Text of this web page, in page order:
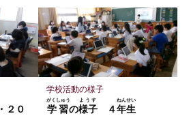
ア ア
・２０
学校活動の様子
学習
がくしゅう
の様子
ようす
４年生
ねんせい